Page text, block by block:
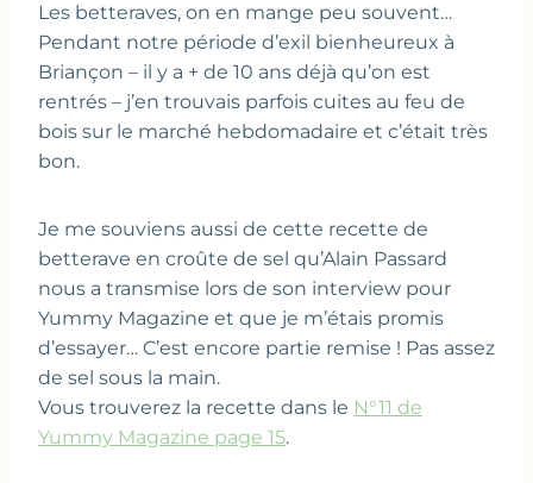
Les betteraves, on en mange peu souvent…
Pendant notre période d’exil bienheureux à
Briançon – il y a + de 10 ans déjà qu’on est
rentrés – j’en trouvais parfois cuites au feu de
bois sur le marché hebdomadaire et c’était très
bon.
Je me souviens aussi de cette recette de
betterave en croûte de sel qu’Alain Passard
nous a transmise lors de son interview pour
Yummy Magazine et que je m’étais promis
d’essayer… C’est encore partie remise ! Pas assez
de sel sous la main.
Vous trouverez la recette dans le N°11 de
Yummy Magazine page 15.